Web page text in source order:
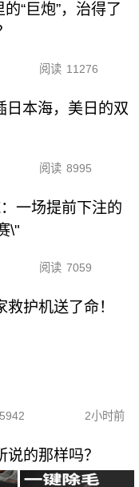
“巨炮”，治得了
阅读 11276
日本海，美日的双
阅读 8995
一场提前下注的
\"
阅读 7059
护机送了命！
5942 2小时前
的那样吗？